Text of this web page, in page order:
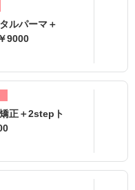
ルパーマ＋
9000
正＋2stepト